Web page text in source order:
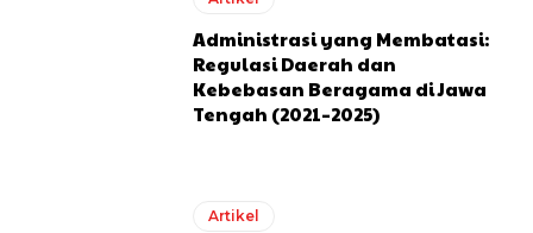
Administrasi yang Membatasi:
Regulasi Daerah dan
Kebebasan Beragama di Jawa
Tengah (2021–2025)
Artikel